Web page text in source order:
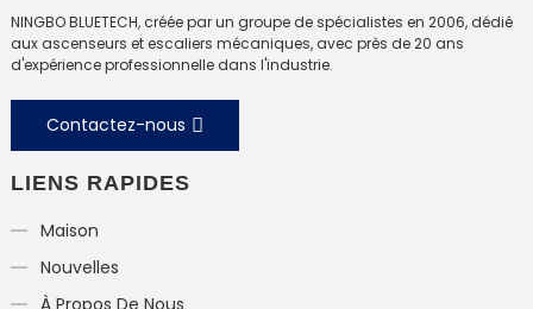
NINGBO BLUETECH, créée par un groupe de spécialistes en 2006, dédié
aux ascenseurs et escaliers mécaniques, avec près de 20 ans
d'expérience professionnelle dans l'industrie.
Contactez-nous
LIENS RAPIDES
Maison
Nouvelles
À Propos De Nous